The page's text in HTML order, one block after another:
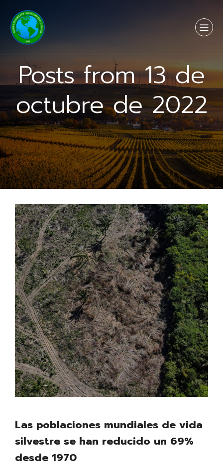
Posts from 13 de
octubre de 2022
Las poblaciones mundiales de vida
silvestre se han reducido un 69%
desde 1970